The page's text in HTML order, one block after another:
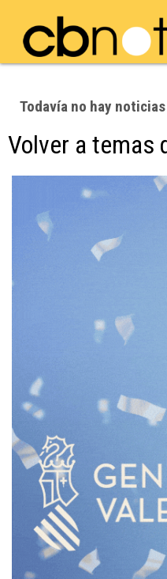
Todavía no hay
Volver a temas